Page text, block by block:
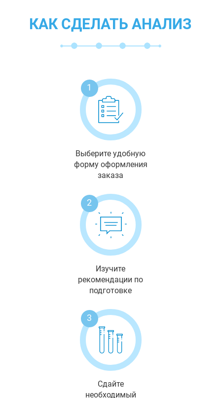
КАК СДЕЛАТЬ АНАЛИЗ
1
Выберите удобную
форму оформления
заказа
2
Изучите
рекомендации по
подготовке
3
Сдайте
необходимый